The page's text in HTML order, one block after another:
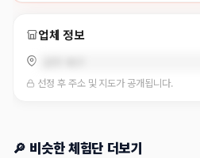
업체 정보
선정 후 주소 및 지도가 공개됩니다.
🔎 비슷한 체험단 더보기